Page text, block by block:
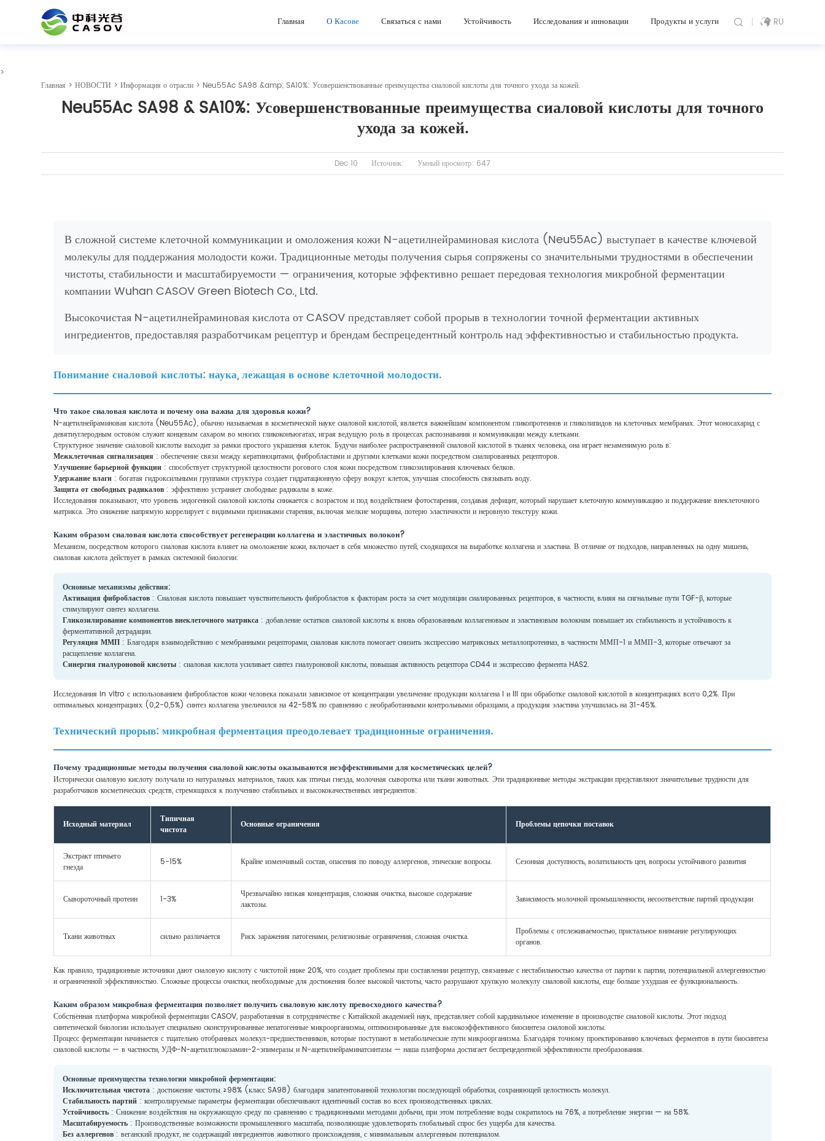
Главная О Касове Связаться с нами Устойчивость Исследования и инновации Продукты и услуги RU
>
Главная >НОВОСТИ >Информация о отрасли > Neu55Ac SA98 &amp; SA10%: Усовершенствованные преимущества сиаловой кислоты для точного ухода за кожей.
Neu55Ac SA98 & SA10%: Усовершенствованные преимущества сиаловой кислоты для точного
ухода за кожей.
Dec 10 Источник: Умный просмотр: 647
В сложной системе клеточной коммуникации и омоложения кожи N-ацетилнейраминовая кислота (Neu55Ac) выступает в качестве ключевой
молекулы для поддержания молодости кожи. Традиционные методы получения сырья сопряжены со значительными трудностями в обеспечении
чистоты, стабильности и масштабируемости — ограничения, которые эффективно решает передовая технология микробной ферментации
компании Wuhan CASOV Green Biotech Co., Ltd.
Высокочистая N-ацетилнейраминовая кислота от CASOV представляет собой прорыв в технологии точной ферментации активных
ингредиентов, предоставляя разработчикам рецептур и брендам беспрецедентный контроль над эффективностью и стабильностью продукта.
Понимание сиаловой кислоты: наука, лежащая в основе клеточной молодости.
Что такое сиаловая кислота и почему она важна для здоровья кожи?
N-ацетилнейраминовая кислота (Neu55Ac), обычно называемая в косметической науке сиаловой кислотой, является важнейшим компонентом гликопротеинов и гликолипидов на клеточных мембранах. Этот моносахарид с
девятиуглеродным остовом служит концевым сахаром во многих гликоконъюгатах, играя ведущую роль в процессах распознавания и коммуникации между клетками.
Структурное значение сиаловой кислоты выходит за рамки простого украшения клеток. Будучи наиболее распространенной сиаловой кислотой в тканях человека, она играет незаменимую роль в:
Межклеточная сигнализация : обеспечение связи между кератиноцитами, фибробластами и другими клетками кожи посредством сиалированных рецепторов.
Улучшение барьерной функции : способствует структурной целостности рогового слоя кожи посредством гликозилирования ключевых белков.
Удержание влаги : богатая гидроксильными группами структура создает гидратационную сферу вокруг клеток, улучшая способность связывать воду.
Защита от свободных радикалов : эффективно устраняет свободные радикалы в коже.
Исследования показывают, что уровень эндогенной сиаловой кислоты снижается с возрастом и под воздействием фотостарения, создавая дефицит, который нарушает клеточную коммуникацию и поддержание внеклеточного
матрикса. Это снижение напрямую коррелирует с видимыми признаками старения, включая мелкие морщины, потерю эластичности и неровную текстуру кожи.
Каким образом сиаловая кислота способствует регенерации коллагена и эластичных волокон?
Механизм, посредством которого сиаловая кислота влияет на омоложение кожи, включает в себя множество путей, сходящихся на выработке коллагена и эластина. В отличие от подходов, направленных на одну мишень,
сиаловая кислота действует в рамках системной биологии:
Основные механизмы действия:
Активация фибробластов : Сиаловая кислота повышает чувствительность фибробластов к факторам роста за счет модуляции сиалированных рецепторов, в частности, влияя на сигнальные пути TGF-β, которые
стимулируют синтез коллагена.
Гликозилирование компонентов внеклеточного матрикса : добавление остатков сиаловой кислоты к вновь образованным коллагеновым и эластиновым волокнам повышает их стабильность и устойчивость к
ферментативной деградации.
Регуляция ММП : Благодаря взаимодействию с мембранными рецепторами, сиаловая кислота помогает снизить экспрессию матриксных металлопротеиназ, в частности ММП-1 и ММП-3, которые отвечают за
расщепление коллагена.
Синергия гиалуроновой кислоты : сиаловая кислота усиливает синтез гиалуроновой кислоты, повышая активность рецептора CD44 и экспрессию фермента HAS2.
Исследования in vitro с использованием фибробластов кожи человека показали зависимое от концентрации увеличение продукции коллагена I и III при обработке сиаловой кислотой в концентрациях всего 0,2%. При
оптимальных концентрациях (0,2-0,5%) синтез коллагена увеличился на 42-58% по сравнению с необработанными контрольными образцами, а продукция эластина улучшилась на 31-45%.
Технический прорыв: микробная ферментация преодолевает традиционные ограничения.
Почему традиционные методы получения сиаловой кислоты оказываются неэффективными для косметических целей?
Исторически сиаловую кислоту получали из натуральных материалов, таких как птичьи гнезда, молочная сыворотка или ткани животных. Эти традиционные методы экстракции представляют значительные трудности для
разработчиков косметических средств, стремящихся к получению стабильных и высококачественных ингредиентов:
Исходный материал
Типичная
чистота
Основные ограничения Проблемы цепочки поставок
Экстракт птичьего
гнезда
5-15% Крайне изменчивый состав, опасения по поводу аллергенов, этические вопросы. Сезонная доступность, волатильность цен, вопросы устойчивого развития
Сывороточный протеин 1-3%
Чрезвычайно низкая концентрация, сложная очистка, высокое содержание
лактозы.
Зависимость молочной промышленности, несоответствие партий продукции
Ткани животных сильно различается Риск заражения патогенами, религиозные ограничения, сложная очистка.
Проблемы с отслеживаемостью, пристальное внимание регулирующих
органов.
Как правило, традиционные источники дают сиаловую кислоту с чистотой ниже 20%, что создает проблемы при составлении рецептур, связанные с нестабильностью качества от партии к партии, потенциальной аллергенностью
и ограниченной эффективностью. Сложные процессы очистки, необходимые для достижения более высокой чистоты, часто разрушают хрупкую молекулу сиаловой кислоты, еще больше ухудшая ее функциональность.
Каким образом микробная ферментация позволяет получить сиаловую кислоту превосходного качества?
Собственная платформа микробной ферментации CASOV, разработанная в сотрудничестве с Китайской академией наук, представляет собой кардинальное изменение в производстве сиаловой кислоты. Этот подход
синтетической биологии использует специально сконструированные непатогенные микроорганизмы, оптимизированные для высокоэффективного биосинтеза сиаловой кислоты.
Процесс ферментации начинается с тщательно отобранных молекул-предшественников, которые поступают в метаболические пути микроорганизма. Благодаря точному проектированию ключевых ферментов в пути биосинтеза
сиаловой кислоты — в частности, УДФ-N-ацетилглюкозамин-2-эпимеразы и N-ацетилнейраминатсинтазы — наша платформа достигает беспрецедентной эффективности преобразования.
Основные преимущества технологии микробной ферментации:
Исключительная чистота : достижение чистоты ≥98% (класс SA98) благодаря запатентованной технологии последующей обработки, сохраняющей целостность молекул.
Стабильность партий : контролируемые параметры ферментации обеспечивают идентичный состав во всех производственных циклах.
Устойчивость : Снижение воздействия на окружающую среду по сравнению с традиционными методами добычи, при этом потребление воды сократилось на 76%, а потребление энергии — на 58%.
Масштабируемость : Производственные возможности промышленного масштаба, позволяющие удовлетворять глобальный спрос без ущерба для качества.
Без аллергенов : веганский продукт, не содержащий ингредиентов животного происхождения, с минимальным аллергенным потенциалом.